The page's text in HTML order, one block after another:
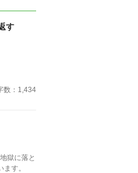
す
数：1,434
獄に落と
す。